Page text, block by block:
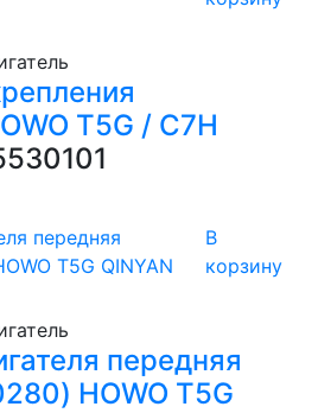
T5G / C7H
В
корзину
передняя
HOWO T5G